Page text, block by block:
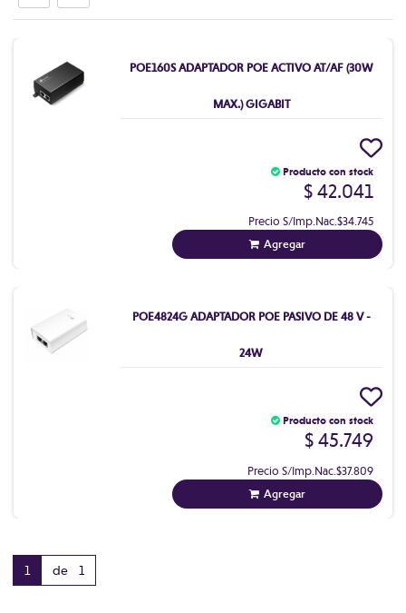
POE160S ADAPTADOR POE ACTIVO AT/AF (30W
MAX.) GIGABIT
Producto con stock
$ 42.041
Precio S/Imp.Nac.$34.745
Agregar
POE4824G ADAPTADOR POE PASIVO DE 48 V -
24W
Producto con stock
$ 45.749
Precio S/Imp.Nac. $37.809
Agregar
1 de 1